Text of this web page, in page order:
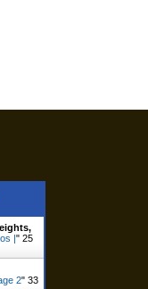
| " 25
2" 33